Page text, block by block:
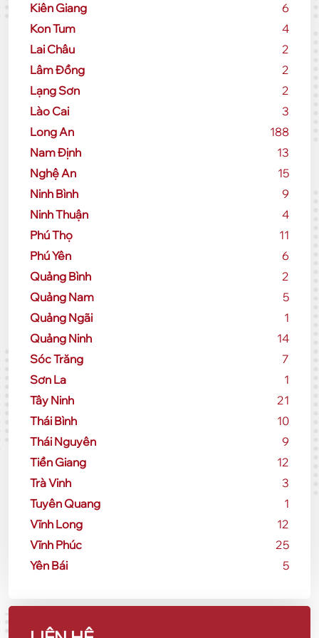
Kiên Giang
6
Kon Tum
4
Lai Châu
2
Lâm Đồng
2
Lạng Sơn
2
Lào Cai
3
Long An
188
Nam Định
13
Nghệ An
15
Ninh Bình
9
Ninh Thuận
4
Phú Thọ
11
Phú Yên
6
Quảng Bình
2
Quảng Nam
5
Quảng Ngãi
1
Quảng Ninh
14
Sóc Trăng
7
Sơn La
1
Tây Ninh
21
Thái Bình
10
Thái Nguyên
9
Tiền Giang
12
Trà Vinh
3
Tuyên Quang
1
Vĩnh Long
12
Vĩnh Phúc
25
Yên Bái
5